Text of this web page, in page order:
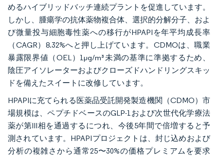
めるハイブリッドバッチ連続プラントを促進しています。
しかし、腫瘍学の抗体薬物複合体、選択的分解分子、およ
び微量投与細胞毒性薬への移行がHPAPIを年平均成長率
（CAGR）8.32%へと押し上げています。CDMOは、職業
暴露限界値（OEL）1μg/m³未満の基準に準拠するため、
陰圧アイソレーターおよびクローズドハンドリングスキッ
ドを備えたスイートに改修しています。
HPAPIに充てられる医薬品受託開発製造機関（CDMO）市
場規模は、ペプチドベースのGLP-1および次世代化学療法
薬が第III相を通過するにつれ、今後5年間で倍増すると予
測されています。HPAPIプロジェクトは、封じ込めおよび
分析の複雑さから通常25〜30%の価格プレミアムを要求